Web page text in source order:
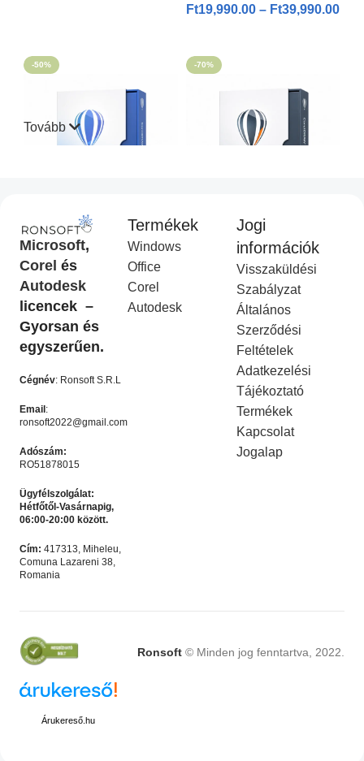
Ft19,990.00 – Ft39,990.00
-50%
CorelDraw Standard 2021
I
Corel Licenc
Akciós
termék
Ft19,990.00 Ft 9,990.00
KOSÁRBA HELYEZÉS
-70%
CorelDraw Technical Suite
Akciós termék
49,990.00 Ft14,990.00
KOSÁRBA HELYEZÉS
Professional Plus
Akciós termék, Microsoft
Tovább
Microsoft,
Corel és
Autodesk
licencek –
Gyorsan és
egyszerűen.
Cégnév: Ronsoft S.R.L
Email :
ronsoft2022@gmail.com
Adószám:
RO51878015
Ügyfélszolgálat:
Hétfőtől-Vasárnapig,
06:00-20:00 között.
Cím: 417313, Miheleu,
Comuna Lazareni 38,
Romania
Termékek
Windows
Office
Corel
Autodesk
Jogi
információk
Visszaküldési
Szabályzat
Általános
Szerződési
Feltételek
Adatkezelési
Tájékoztató
Termékek
Kapcsolat
Jogalap
Ronsoft © Minden jog fenntartva, 2022.
Árukereső.hu